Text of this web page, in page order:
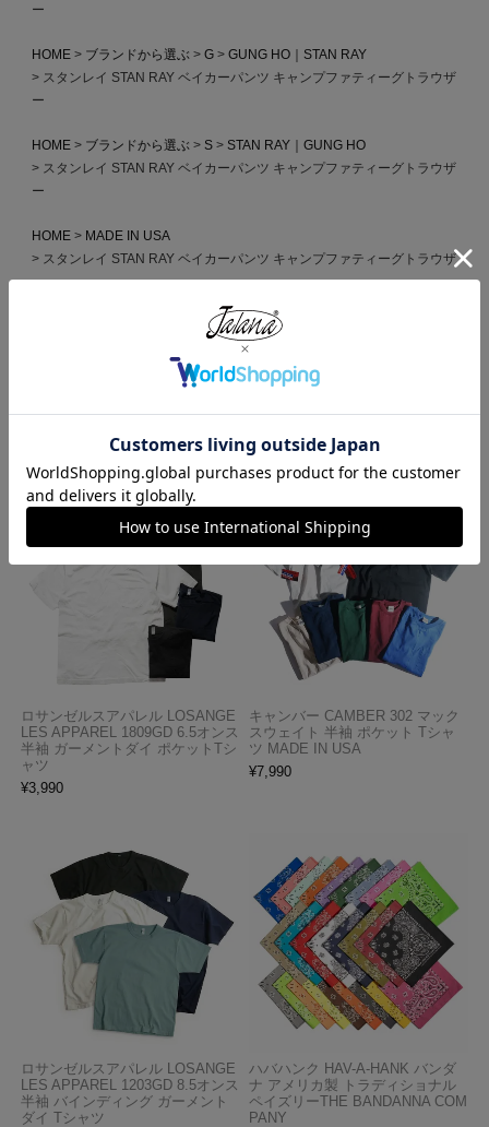
ー
HOME ブランドから選ぶ G
GUNG HO｜STAN RAY
スタンレイ STAN RAY ベイカーパンツ キャンプファティーグトラウザ
ー
HOME ブランドから選ぶ S
STAN RAY｜GUNG HO
スタンレイ STAN RAY ベイカーパンツ キャンプファティーグトラウザ
ー
HOME
MADE IN USA
スタンレイ STAN RAY ベイカーパンツ キャンプファティーグトラウザ
ー
WORK PANTS from USA
スタンレイ STAN RAY ベイカーパンツ キャンプファティーグトラウザ
この商品を見た人がよく買っている商品
ロサンゼルスアパレル LOSANGE
LES APPAREL 1809GD 6.5オンス
半袖 ガーメントダイ ポケットTシ
ャツ
¥3,990
キャンバー CAMBER 302 マック
スウェイト 半袖 ポケット Tシャ
ツ MADE IN USA
¥7,990
ロサンゼルスアパレル LOSANGE
LES APPAREL 1203GD 8.5オンス
半袖 バインディング ガーメント
ダイ Tシャツ
ハバハンク HAV-A-HANK バンダ
ナ アメリカ製 トラディショナル
ペイズリーTHE BANDANNA COM
PANY